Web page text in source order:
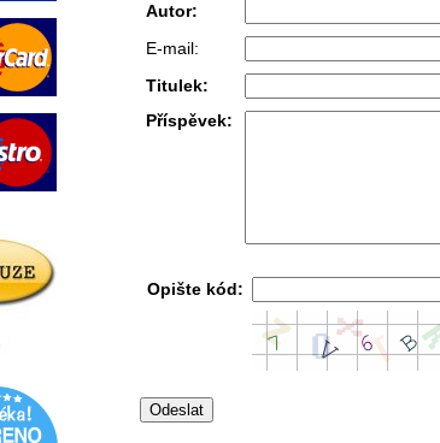
Autor:
E-mail:
Titulek:
Příspěvek:
Opište kód: